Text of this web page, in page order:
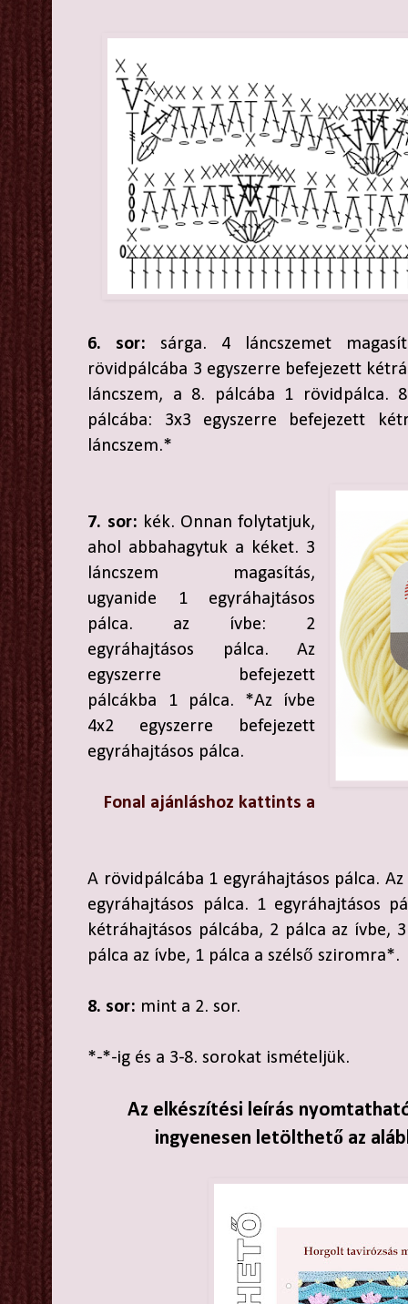
6. sor: sárga. 4 láncszemet
rövidpálcába 3 egyszerre befejezett
láncszem, a 8. pálcába 1 rövidpálca.
pálcába: 3x3 egyszerre befejezett
láncszem.*
7. sor: kék. Onnan folytatjuk,
ahol abbahagytuk a kéket. 3
láncszem magasítás,
ugyanide 1 egyráhajtásos
pálca. az ívbe: 2
egyráhajtásos pálca. Az
egyszerre befejezett
pálcákba 1 pálca. *Az ívbe
4x2 egyszerre befejezett
egyráhajtásos pálca.
Fonal ajánláshoz kattints a
A rövidpálcába 1 egyráhajtásos pálca.
egyráhajtásos pálca. 1 egyráhajtásos
kétráhajtásos pálcába, 2 pálca az ívbe,
pálca az ívbe, 1 pálca a szélső sziromra*.
8. sor: mint a 2. sor.
*-*-ig és a 3-8. sorokat ismételjük.
Az elkészítési leírás
ingyenesen letölthető az